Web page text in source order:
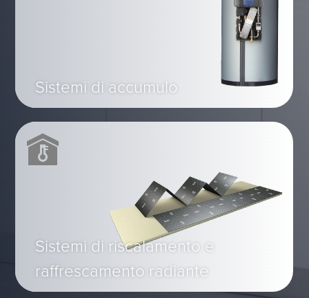
Sistemi di accumulo
Sistemi di riscalamento e
raffrescamento radiante